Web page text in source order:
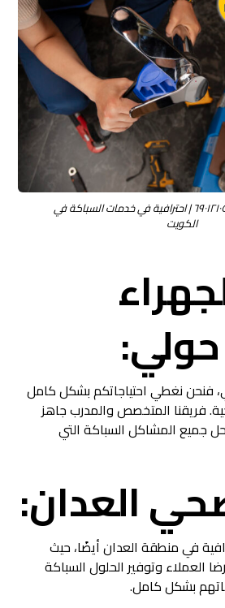
فني صحي سلوى | ٦٩٠١٢١٠٥ | احترافية في خدمات السباكة في
الكويت
فنحن نغطي احتياجاتكم بشكل كامل
فريقنا المتخصص والمدرب جاهز
جميع المشاكل السباكة التي
العدان:
في منطقة العدان أيضًا، حيث
العملاء وتوفير الحلول السباكة
بشكل كامل.